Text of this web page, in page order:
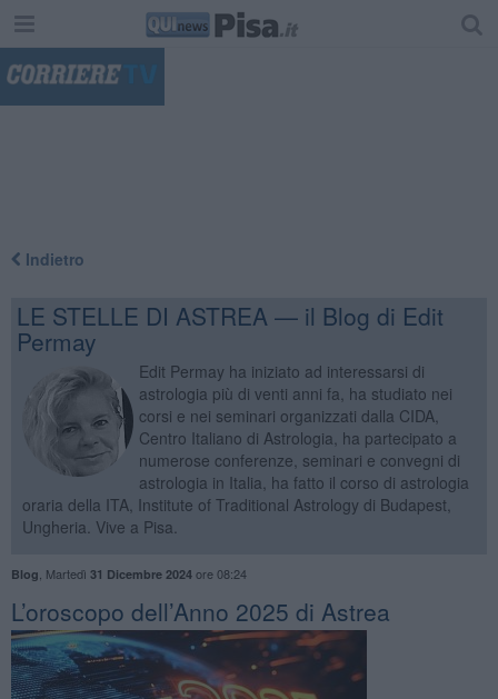
Indietro
LE STELLE DI ASTREA — il Blog di Edit
Permay
Edit Permay ha iniziato ad interessarsi di
astrologia più di venti anni fa, ha studiato nei
corsi e nei seminari organizzati dalla CIDA,
Centro Italiano di Astrologia, ha partecipato a
numerose conferenze, seminari e convegni di
astrologia in Italia, ha fatto il corso di astrologia
oraria della ITA, Institute of Traditional Astrology di Budapest,
Ungheria. Vive a Pisa.
Blog Martedì 31 Dicembre 2024ore 08:24
​L’oroscopo dell’Anno 2025 di Astrea